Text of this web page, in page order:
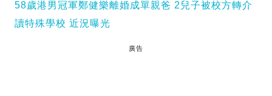
58歲港男冠軍鄭健樂離婚成單親爸 2兒子被校方轉介
讀特殊學校 近況曝光
廣告